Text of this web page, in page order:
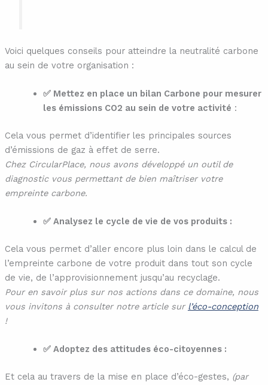
Voici quelques conseils pour atteindre la neutralité carbone
au sein de votre organisation :
✅ Mettez en place un bilan Carbone pour mesurer
les émissions CO2 au sein de votre activité :
Cela vous permet d’identifier les principales sources
d’émissions de gaz à effet de serre.
Chez CircularPlace, nous avons développé un outil de
diagnostic vous permettant de bien maîtriser votre
empreinte carbone.
✅ Analysez le cycle de vie de vos produits :
Cela vous permet d’aller encore plus loin dans le calcul de
l’empreinte carbone de votre produit dans tout son cycle
de vie, de l’approvisionnement jusqu’au recyclage.
Pour en savoir plus sur nos actions dans ce domaine, nous
vous invitons à consulter notre article sur l’éco-conception
!
✅ Adoptez des attitudes éco-citoyennes :
Et cela au travers de la mise en place d’éco-gestes, (par